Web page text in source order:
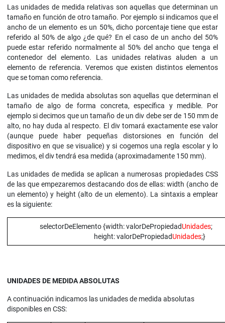
Las unidades de medida relativas son aquellas que determinan un
tamaño en función de otro tamaño. Por ejemplo si indicamos que el
ancho de un elemento es un 50%, dicho porcentaje tiene que estar
referido al 50% de algo ¿de qué? En el caso de un ancho del 50%
puede estar referido normalmente al 50% del ancho que tenga el
contenedor del elemento. Las unidades relativas aluden a un
elemento de referencia. Veremos que existen distintos elementos
que se toman como referencia.
Las unidades de medida absolutas son aquellas que determinan el
tamaño de algo de forma concreta, específica y medible. Por
ejemplo si decimos que un tamaño de un div debe ser de 150 mm de
alto, no hay duda al respecto. El div tomará exactamente ese valor
(aunque puede haber pequeñas distorsiones en función del
dispositivo en que se visualice) y si cogemos una regla escolar y lo
medimos, el div tendrá esa medida (aproximadamente 150 mm).
Las unidades de medida se aplican a numerosas propiedades CSS
de las que empezaremos destacando dos de ellas: width (ancho de
un elemento) y height (alto de un elemento). La sintaxis a emplear
es la siguiente:
selectorDeElemento {width: valorDePropiedadUnidades;
height: valorDePropiedadUnidades;}
UNIDADES DE MEDIDA ABSOLUTAS
A continuación indicamos las unidades de medida absolutas
disponibles en CSS: